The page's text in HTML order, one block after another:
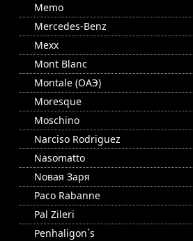
Memo
Mercedes-Benz
Mexx
Mont Blanc
Montale (ОАЭ)
Moresque
Moschino
Narciso Rodriguez
Nasomatto
Nовая Заря
Paco Rabanne
Pal Zileri
Penhaligon`s